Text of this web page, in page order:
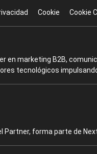
Cookie Cookie
en marketing B2B,
tecnológicos
Partner, forma parte de